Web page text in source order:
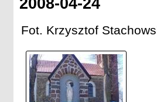
Fot. Krzysztof